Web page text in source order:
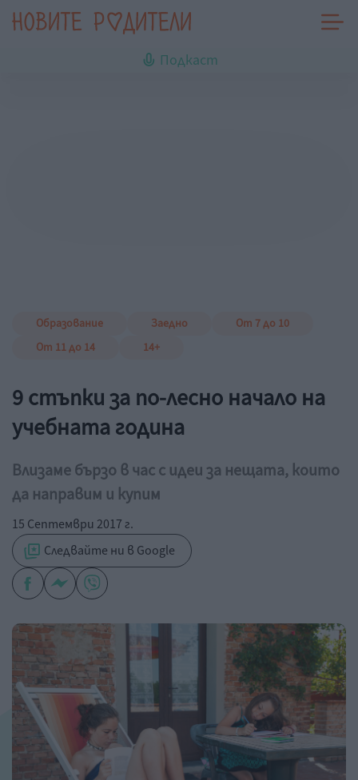
Подкаст
Образование Заедно
От 7 до 10
От 11 до 14
14+
9 стъпки за по-лесно начало на
учебната година
Влизаме бързо в час с идеи за нещата, които
да направим и купим
15 Септември 2017 г.
Следвайте ни в Google